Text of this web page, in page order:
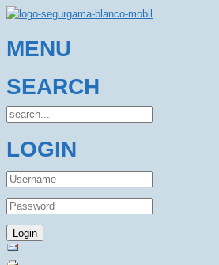
MENU
SEARCH
LOGIN